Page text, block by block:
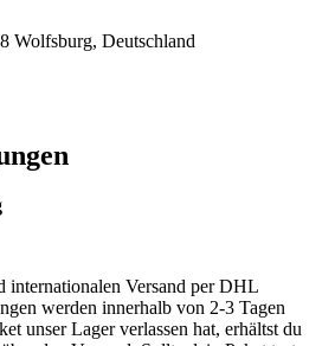
Wolfsburg, Deutschland
internationalen Versand per DHL
werden innerhalb von 2-3 Tagen
unser Lager verlassen hat, erhältst du